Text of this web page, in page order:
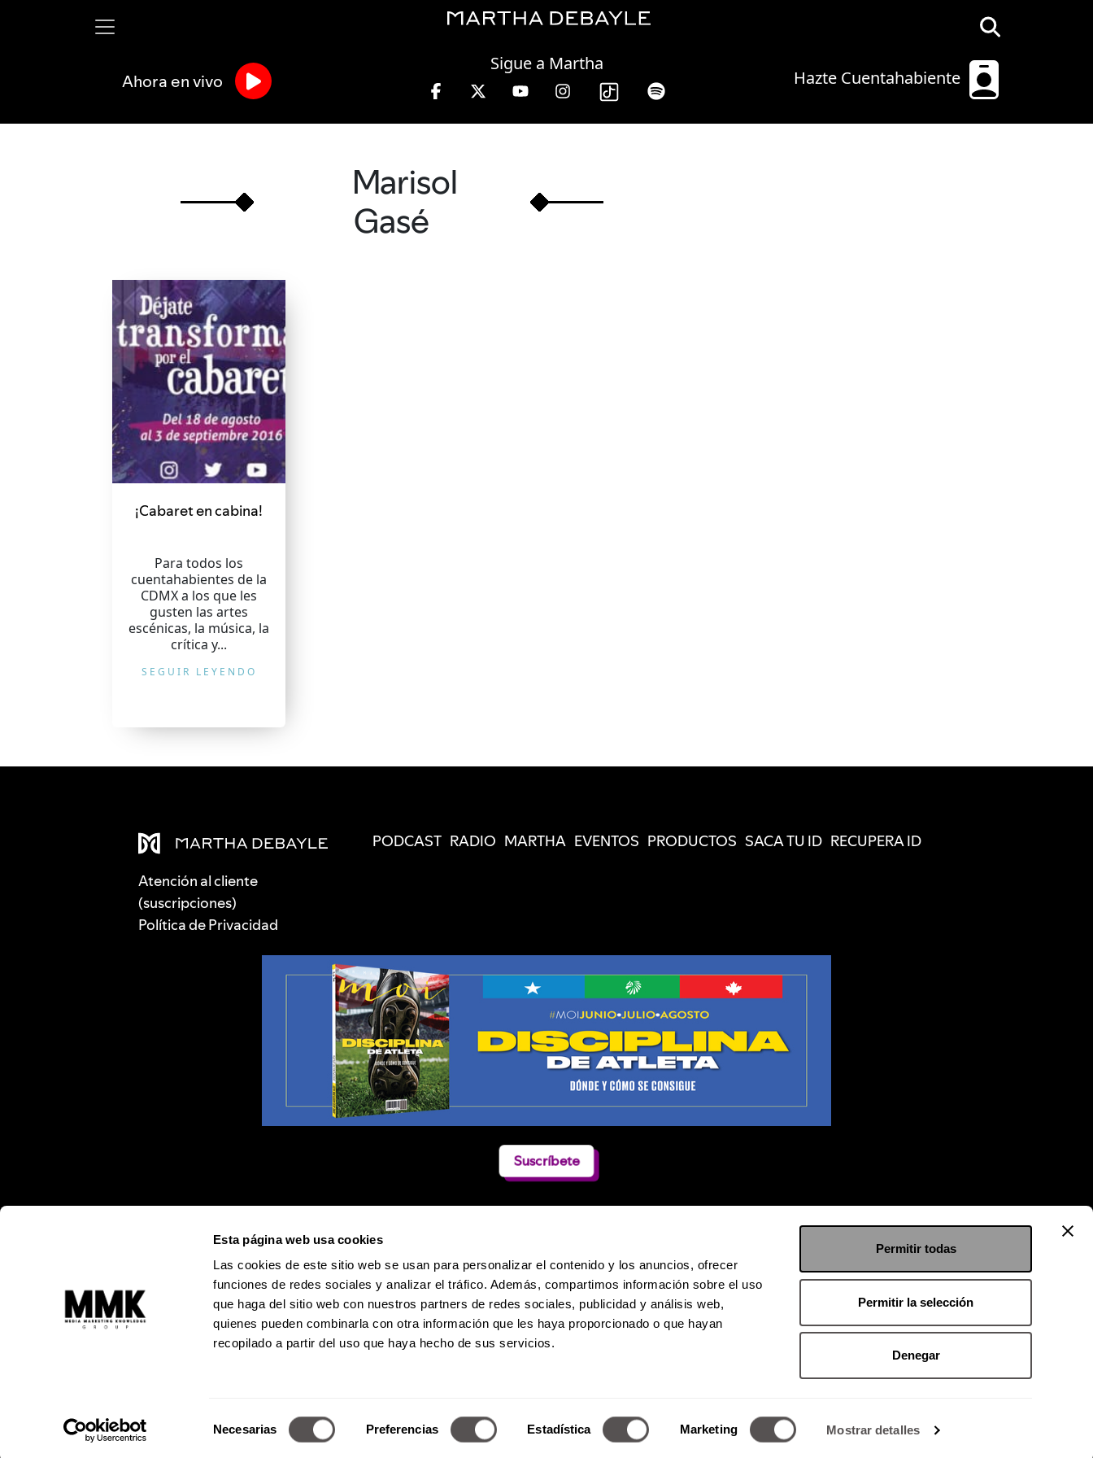
Esta página web usa cookies
Las cookies de este sitio web se usan para personalizar el contenido y los anuncios, ofrecer
funciones de redes sociales y analizar el tráfico. Además, compartimos información sobre el uso
que haga del sitio web con nuestros partners de redes sociales, publicidad y análisis web,
quienes pueden combinarla con otra información que les haya proporcionado o que hayan
recopilado a partir del uso que haya hecho de sus servicios.
Necesarias Preferencias Estadística Marketing Mostrar detalles
Permitir todas
Permitir la selección
Denegar
Hazte Cuentahabiente
Sigue a Martha
Ahora en vivo
Marisol
Gasé
¡Cabaret en cabina!
Para todos los
cuentahabientes de la
CDMX a los que les
gusten las artes
escénicas, la música, la
crítica y...
SEGUIR LEYENDO
Atención al cliente
(suscripciones)
Política de Privacidad
PODCAST RADIO MARTHA EVENTOS PRODUCTOS SACA TU ID RECUPERA ID
Suscríbete
© Todos los Derechos Reservados de Media Marketing Knowledge Group www.mmkgroup.com.mx
Prohibida la reproducción total o parcial, incluyendo cualquier medio electrónico o magnético.